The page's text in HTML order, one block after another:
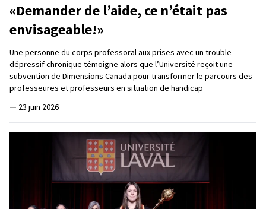
«Demander de l’aide, ce n’était pas
envisageable!»
Une personne du corps professoral aux prises avec un trouble
dépressif chronique témoigne alors que l’Université reçoit une
subvention de Dimensions Canada pour transformer le parcours des
professeures et professeurs en situation de handicap
— 23 juin 2026